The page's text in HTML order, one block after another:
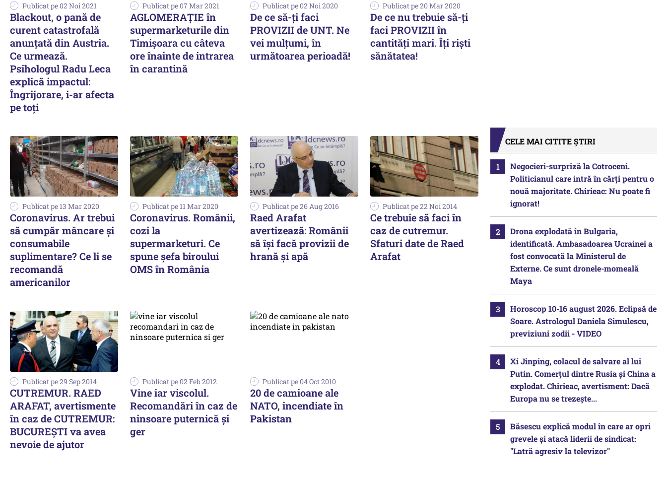
Publicat pe 02 Noi 2021
Blackout, o pană de
curent catastrofală
anunțată din Austria.
Ce urmează.
Psihologul Radu Leca
explică impactul:
Îngrijorare, i-ar afecta
pe toți
Publicat pe 07 Mar 2021
AGLOMERAȚIE în
supermarketurile din
Timișoara cu câteva
ore înainte de intrarea
în carantină
Publicat pe 02 Noi 2020
De ce să-ți faci
PROVIZII de UNT. Ne
vei mulțumi, în
următoarea perioadă!
Publicat pe 20 Mar 2020
De ce nu trebuie să-ți
faci PROVIZII în
cantităţi mari. Îți riști
sănătatea!
Publicat pe 13 Mar 2020
Coronavirus. Ar trebui
să cumpăr mâncare și
consumabile
suplimentare? Ce li se
recomandă
americanilor
Publicat pe 11 Mar 2020
Coronavirus. Românii,
cozi la
supermarketuri. Ce
spune şefa biroului
OMS în România
Publicat pe 26 Aug 2016
Raed Arafat
avertizează: Românii
să îşi facă provizii de
hrană şi apă
Publicat pe 22 Noi 2014
Ce trebuie să faci în
caz de cutremur.
Sfaturi date de Raed
Arafat
Publicat pe 29 Sep 2014
CUTREMUR. RAED
ARAFAT, avertismente
în caz de CUTREMUR:
BUCUREȘTI va avea
nevoie de ajutor
Publicat pe 02 Feb 2012
Vine iar viscolul.
Recomandări în caz de
ninsoare puternică și
ger
Publicat pe 04 Oct 2010
20 de camioane ale
NATO, incendiate în
Pakistan
CELE MAI CITITE ȘTIRI
Negocieri-surpriză la Cotroceni.
Politicianul care intră în cărți pentru o
nouă majoritate. Chirieac: Nu poate fi
ignorat!
Drona explodată în Bulgaria,
identificată. Ambasadoarea Ucrainei a
fost convocată la Ministerul de
Externe. Ce sunt dronele-momeală
Maya
Horoscop 10-16 august 2026. Eclipsă de
Soare. Astrologul Daniela Simulescu,
previziuni zodii - VIDEO
Xi Jinping, colacul de salvare al lui
Putin. Comerțul dintre Rusia și China a
explodat. Chirieac, avertisment: Dacă
Europa nu se trezește...
Băsescu explică modul în care ar opri
grevele și atacă liderii de sindicat:
"Latră agresiv la televizor"